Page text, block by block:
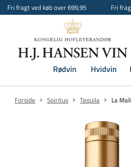
Fri fragt ved køb over 699,95 Fri
Rødvin Hvidvin
Forside Spiritus Tequila La